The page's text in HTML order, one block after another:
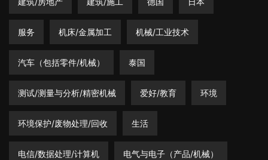
服务 机床/金属加工 机械/工业技术
汽车（包括零件/机械） 泰国
测试/测量与分析/精密机械 爱好/教育 环境
环境保护/废物处理/回收 生活
电信/数据处理/计算机 电气与电子（产品/机械）